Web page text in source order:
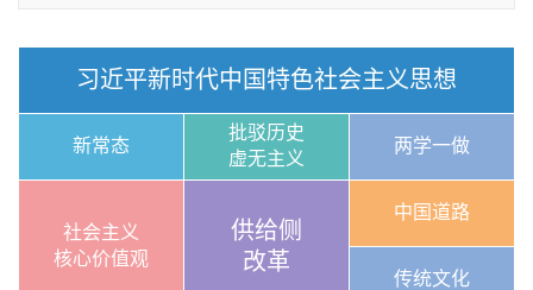
习近平新时代中国特色社会主义思想
新常态
批驳历史
虚无主义
两学一做
社会主义
核心价值观
供给侧
改革
中国道路
传统文化